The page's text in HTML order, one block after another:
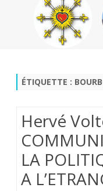
ÉTIQUETTE :
Hervé
LA
A